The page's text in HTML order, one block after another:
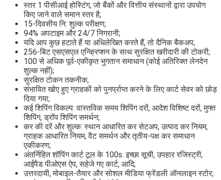
स्तर 1 पीसीआई होस्टिंग, जो बैंकों और वित्तीय संस्थानों द्वारा उपयोग
किए जाने वाले समान स्तर है;
15-दिवसीय नि: शुल्क परीक्षण;
94% अपटाइम और 24/7 निगरानी;
यदि आप कुछ हटाते हैं या अधिलेखित करते हैं, तो दैनिक बैकअप;
256-बिट एसएसएल एन्क्रिप्शन के साथ सुरक्षित खरीदारी की टोकरी;
100 से अधिक पूर्व-एकीकृत भुगतान समाधान (कोई अतिरिक्त लेनदेन
शुल्क नहीं);
सुरक्षित टोकन तकनीक;
संभावित खोए हुए ग्राहकों को पुनर्प्राप्त करने के लिए कार्ट सेवर को छोड़
दिया गया;
कई शिपिंग विकल्प: वास्तविक समय शिपिंग दरों, आदेश विशिष्ट दरों, मुफ्त
शिपिंग, ड्रॉप शिपिंग समर्थन;
कर की दरें और शुल्क: स्थान आधारित कर सेटअप, उत्पाद कर नियम,
ग्राहक आधारित नियम, वैट समर्थन और तृतीय-पक्ष कर समाधान
एकीकरण;
अंतर्निहित शॉपिंग कार्ट टूल के 100s: इच्छा सूची, उपहार रजिस्ट्री,
आईपैड पीओएस ऐप, सहेजे गए कार्ट, आदि;
उत्तरदायी, मोबाइल-तैयार और सोशल मीडिया फ्रेंडली ऑनलाइन स्टोर;